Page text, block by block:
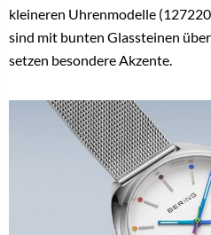
kleineren Uhrenmodelle
sind mit bunten Glassteinen
setzen besondere Akzente.